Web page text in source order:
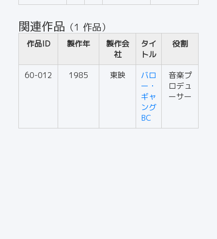
関連作品 （1 作品）
作品ID 製作年
製作会
社
タイ
トル
役割
60-012 1985 東映
バロ
ー・
ギャ
ング
BC
音楽プ
ロデュ
ーサー